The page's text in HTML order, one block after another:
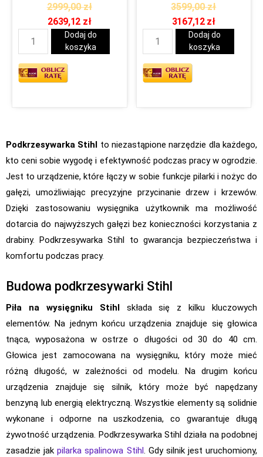
2999,00zł
2639,12 zł
Dodaj do
koszyka
3599,00zł
3167,12 zł
Dodaj do
koszyka
Podkrzesywarka Stihl to niezastąpione narzędzie dla każdego,
kto ceni sobie wygodę i efektywność podczas pracy w ogrodzie.
Jest to urządzenie, które łączy w sobie funkcje pilarki i nożyc do
gałęzi, umożliwiając precyzyjne przycinanie drzew i krzewów.
Dzięki zastosowaniu wysięgnika użytkownik ma możliwość
dotarcia do najwyższych gałęzi bez konieczności korzystania z
drabiny. Podkrzesywarka Stihl to gwarancja bezpieczeństwa i
komfortu podczas pracy.
Budowa podkrzesywarki Stihl
Piła na wysięgniku Stihlskłada się z kilku kluczowych
elementów. Na jednym końcu urządzenia znajduje się głowica
tnąca, wyposażona w ostrze o długości od 30 do 40 cm.
Głowica jest zamocowana na wysięgniku, który może mieć
różną długość, w zależności od modelu. Na drugim końcu
urządzenia znajduje się silnik, który może być napędzany
benzyną lub energią elektryczną. Wszystkie elementy są solidnie
wykonane i odporne na uszkodzenia, co gwarantuje długą
żywotność urządzenia. Podkrzesywarka Stihl działa na podobnej
zasadzie jakpilarka spalinowa Stihl. Gdy silnik jest uruchomiony,